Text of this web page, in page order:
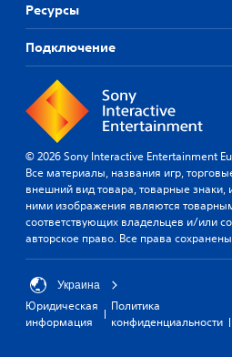
Ресурсы
Подключение
© 2026 Sony Interactive Entertainment
Все материалы, названия игр,
внешний вид товара, товарные знаки,
ними изображения являются
соответствующих владельцев и/или
авторское право. Все права
Украина
Юридическая
информация
Политика
конфиденциальности